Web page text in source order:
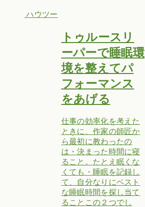
ハウツー
トゥルースリ
ーパーで睡眠環
境を整えてパ
フォーマンス
をあげる
仕事の効率化を考えた
ときに、作家の師匠か
ら最初に教わったの
は・決まった時間に寝
ること。たとえ眠くな
くても・睡眠を記録し
て、自分なりにベスト
な睡眠時間を探し当て
ることこの２つでし